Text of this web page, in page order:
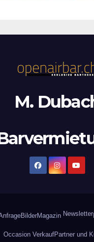
M.
BilderMagazin Newsletter
Occasion VerkaufPartner und